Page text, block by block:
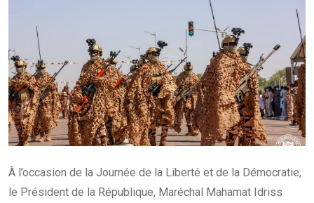
À l’occasion de la Journée de la Liberté et de la Démocratie,
le Président de la République, Maréchal Mahamat Idriss